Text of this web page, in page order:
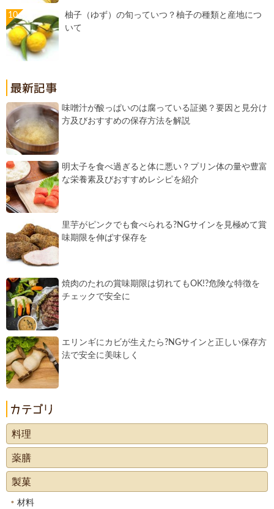
柚子（ゆず）の旬っていつ？柚子の種類と産地につ
いて
味噌汁が酸っぱいのは腐っている証拠？要因と見分け
方及びおすすめの保存方法を解説
明太子を食べ過ぎると体に悪い？プリン体の量や豊富
な栄養素及びおすすめレシピを紹介
里芋がピンクでも食べられる?NGサインを見極めて賞
味期限を伸ばす保存を
焼肉のたれの賞味期限は切れてもOK!?危険な特徴を
チェックで安全に
エリンギにカビが生えたら?NGサインと正しい保存方
法で安全に美味しく
料理
薬膳
製菓
材料